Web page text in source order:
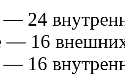
24
— 16
16